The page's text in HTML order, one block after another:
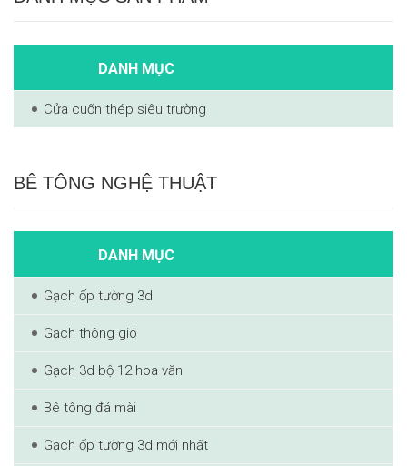
DANH MỤC
Cửa cuốn thép siêu trường
BÊ TÔNG NGHỆ THUẬT
DANH MỤC
Gạch ốp tường 3d
Gạch thông gió
Gạch 3d bộ 12 hoa văn
Bê tông đá mài
Gạch ốp tường 3d mới nhất